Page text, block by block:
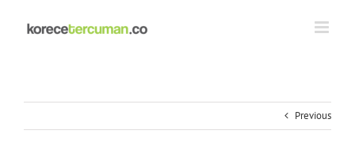
content
Previous